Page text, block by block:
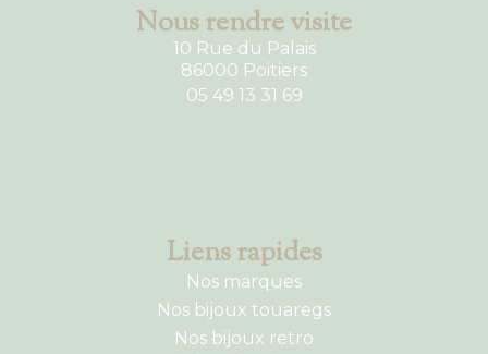
Nous rendre visite
10 Rue du Palais
86000 Poitiers
05 49 13 31 69
Liens rapides
Nos marques
Nos bijoux touaregs
Nos bijoux retro